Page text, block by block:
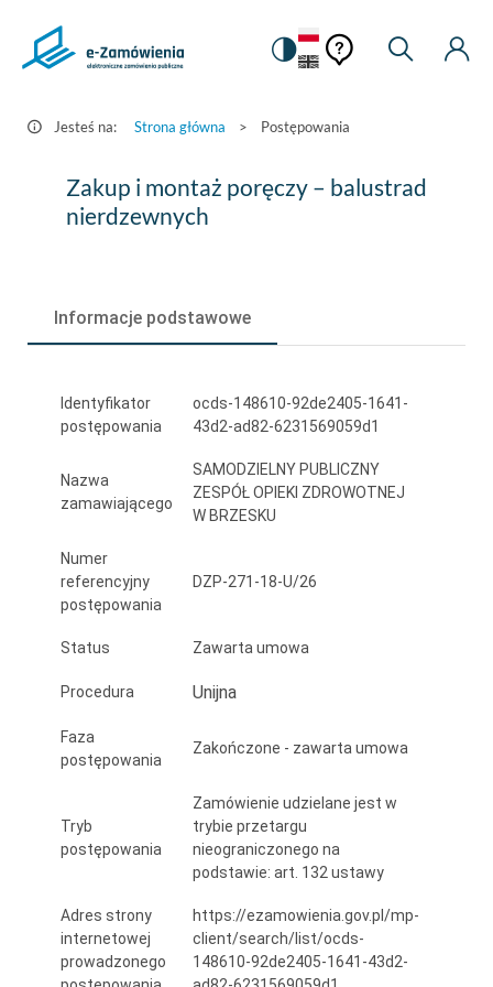
Postępowania
Zamówienia.gov.pl
Zmiana
na
kontrastową
Pomoc
kontekstowa
Pomoc
Moje
Jesteś na: Strona główna > Postępowania
Zakup
nierdzewnych
Zakup i montaż poręczy – balustrad
nierdzewnych
Informacje podstawowe
Identyfikator
postępowania
ocds-148610-92de2405-1641-
43d2-ad82-6231569059d1
Nazwa
zamawiającego
SAMODZIELNY PUBLICZNY
ZESPÓŁ OPIEKI ZDROWOTNEJ
W BRZESKU
Numer
referencyjny
postępowania
DZP-271-18-U/26
Status Zawarta umowa
Procedura Unijna
Faza
postępowania
Zakończone - zawarta umowa
Tryb
postępowania
Zamówienie udzielane jest w
trybie przetargu
nieograniczonego na
podstawie: art. 132 ustawy
Adres strony
internetowej
prowadzonego
https://ezamowienia.gov.pl/mp-
client/search/list/ocds-
148610-92de2405-1641-43d2-